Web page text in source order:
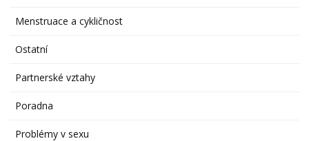
Menstruace a cykličnost
Ostatní
Partnerské vztahy
Poradna
Problémy v sexu